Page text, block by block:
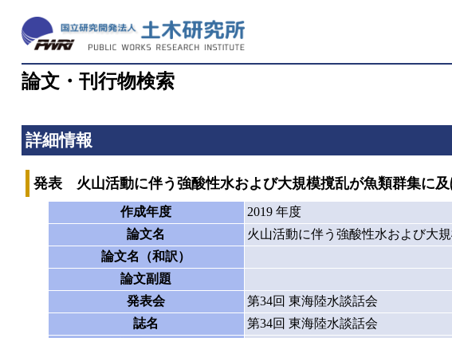
論文・刊行物検索
詳細情報
発表 火山活動に伴う強酸性水および大規模撹乱が魚類群集に
作成年度
2019 年度
論文名
火山活動に伴う強酸性水および大
論文名（和訳）
論文副題
発表会
第34回 東海陸水談話会
誌名
第34回 東海陸水談話会